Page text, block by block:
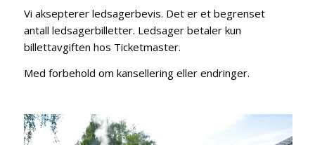
Vi aksepterer ledsagerbevis. Det er et begrenset
antall ledsagerbilletter. Ledsager betaler kun
billettavgiften hos Ticketmaster.
Med forbehold om kansellering eller endringer.